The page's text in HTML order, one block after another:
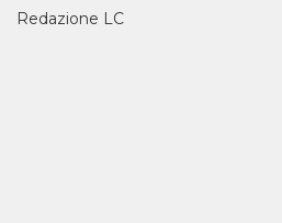
Redazione LC